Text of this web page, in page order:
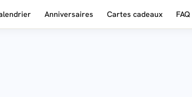
Anniversaires Cartes cadeaux FAQ